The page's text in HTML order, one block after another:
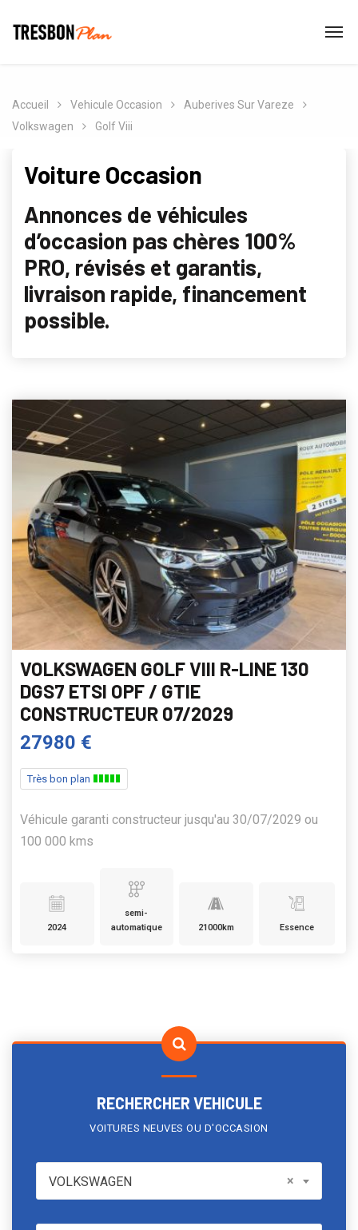
Accueil Vehicule Occasion
Auberives Sur Vareze
Volkswagen
Golf Viii
Voiture Occasion
Annonces de véhicules
d’occasion pas chères 100%
PRO, révisés et garantis,
livraison rapide, financement
possible.
VOLKSWAGEN GOLF VIII R-LINE 130
DGS7 ETSI OPF / GTIE
CONSTRUCTEUR 07/2029
27980 €
Très bon plan
Véhicule garanti constructeur jusqu'au 30/07/2029 ou
100 000 kms
2024
semi-
automatique
21000km Essence
RECHERCHER VEHICULE
VOITURES NEUVES OU D'OCCASION
VOLKSWAGEN ×
VOLKSWAGEN